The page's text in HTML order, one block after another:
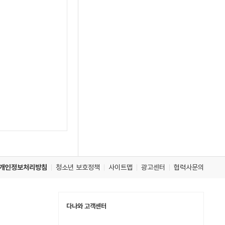
인정보처리방침 청소년 보호정책 사이트맵 광고센터 협력사문의
다나와 고객센터